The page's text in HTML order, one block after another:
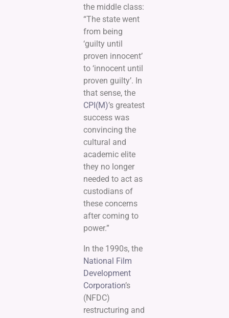
the middle class:
“The state went
from being
‘guilty until
proven innocent’
to ‘innocent until
proven guilty’. In
that sense, the
CPI(M)’s greatest
success was
convincing the
cultural and
academic elite
they no longer
needed to act as
custodians of
these concerns
after coming to
power.”
In the 1990s, the
National Film
Development
Corporation’s
(NFDC)
restructuring and